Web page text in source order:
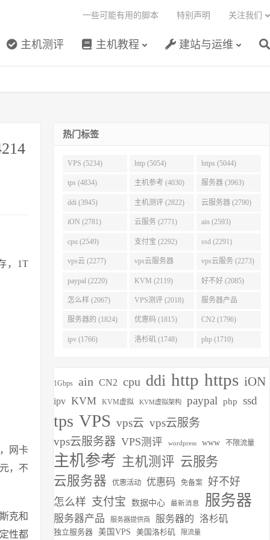
主机测评 主机教程 建站与运维
一些可能有用的脚本 特别声明 关注我们
网卡
，不
克和
性都
热门标签
VPS (5234) http (5054) https (5044)
tps (4834) 主机参考 (4030) 服务器 (3963)
ddi (3945) 主机测评 (2822) 云服务器 (2790)
iON (2781) 云服务 (2771) ain (2593)
cpu (2549) 支付宝 (2292) ssd (2291)
vps云 (2277) vps云服务器
(2275)
vps云服务 (2273)
paypal (2220) KVM (2119) 好不好 (2085)
怎么样 (2067) VPS测评 (2018) 服务器产品
(1938)
服务器的 (1824) 优惠码 (1815) CN2 (1796)
ipv (1766) 洛杉矶 (1748) php (1710)
1Gbps ain CN2 cpu ddi http https iON
ipv KVM KVM虚拟 KVM虚拟架构 paypal php ssd
tps VPS vps云 vps云服务
vps云服务器 VPS测评 wordpress www 不限流量
主机参考 主机测评 云服务
云服务器
优惠活动 优惠码 免备案
好不好
怎么样 支付宝 数据中心 最新消息 服务器
服务器产品 服务器提供商 服务器的 洛杉矶
独立服务器 美国VPS 美国洛杉矶 限流量